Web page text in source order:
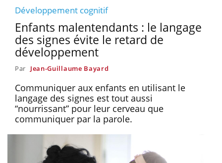
Développement cognitif
Enfants malentendants : le langage
des signes évite le retard de
développement
Par Jean-Guillaume Bayard
Communiquer aux enfants en utilisant le
langage des signes est tout aussi
“nourrissant” pour leur cerveau que
communiquer par la parole.